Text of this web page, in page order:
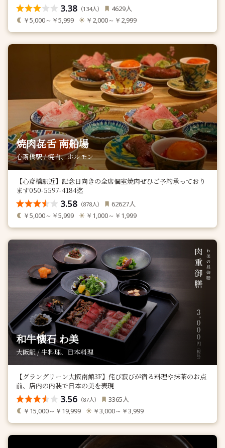
3.38 （134人） 4629人
￥5,000～￥5,999 ￥2,000～￥2,999
焼肉㐂舌 南船場
心斎橋駅 / 焼肉、ホルモン
【心斎橋駅近】記念日向きの全席個室焼肉ぜひご予約承っており
ます050-5597-4184迄
3.58 （878人） 62627人
￥5,000～￥5,999 ￥1,000～￥1,999
和牛懐石 わ美
大阪駅 / 牛料理、日本料理
【グラングリーン大阪南館3F】侘び寂びが宿る料理や抹茶のお点
前、店内の内装で日本の美を表現
3.56 （87人） 3365人
￥15,000～￥19,999 ￥3,000～￥3,999